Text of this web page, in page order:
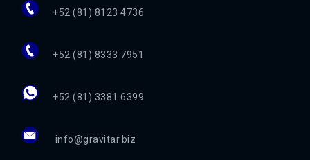
+52 (81) 8123 4736
+52 (81) 8333 7951
+52 (81) 3381 6399
info@gravitar.biz